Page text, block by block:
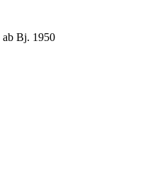
ab Bj. 1950